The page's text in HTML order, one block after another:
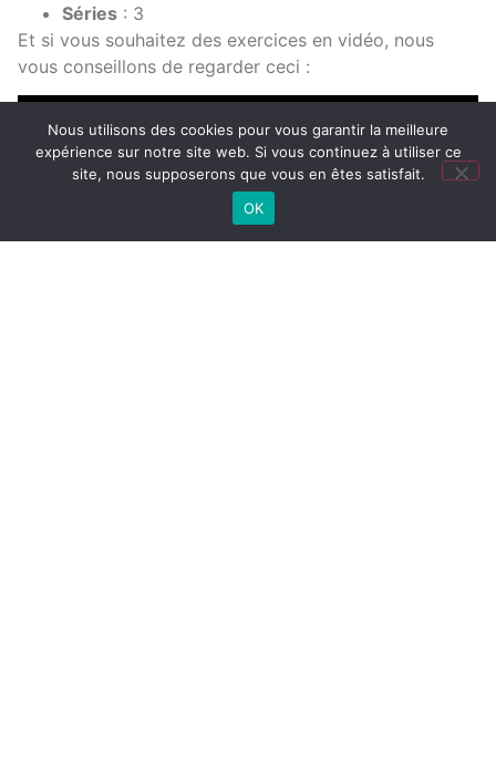
Séries : 3
Et si vous souhaitez des exercices en vidéo, nous
vous conseillons de regarder ceci :
Nous utilisons des cookies pour vous garantir la meilleure
expérience sur notre site web. Si vous continuez à utiliser ce
site, nous supposerons que vous en êtes satisfait.
OK